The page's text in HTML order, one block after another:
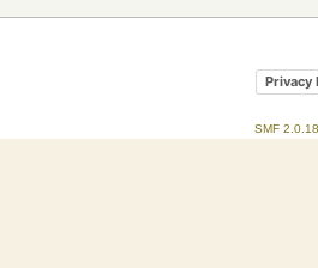
Privacy
SMF 2.0.18